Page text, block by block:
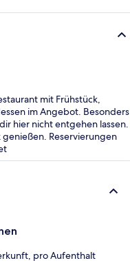
mit Frühstück,
im Angebot. Besonders
hier nicht entgehen lassen.
Reservierungen
pro Aufenthalt